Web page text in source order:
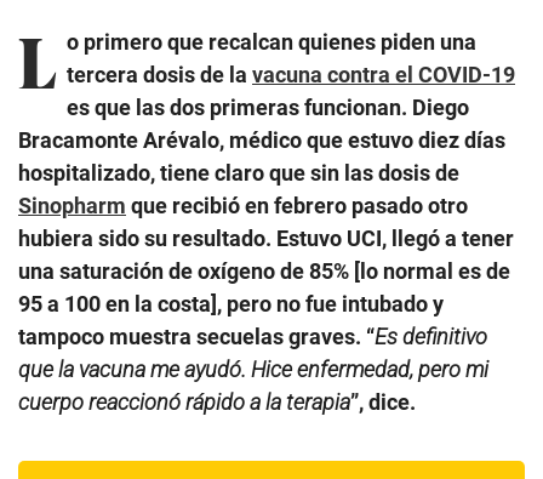
L o primero que recalcan quienes piden una
tercera dosis de la vacuna contra el COVID-19
es que las dos primeras funcionan. Diego
Bracamonte Arévalo, médico que estuvo diez días
hospitalizado, tiene claro que sin las dosis de
Sinopharm que recibió en febrero pasado otro
hubiera sido su resultado. Estuvo UCI, llegó a tener
una saturación de oxígeno de 85% [lo normal es de
95 a 100 en la costa], pero no fue intubado y
tampoco muestra secuelas graves. “Es definitivo
que la vacuna me ayudó. Hice enfermedad, pero mi
cuerpo reaccionó rápido a la terapia”, dice.